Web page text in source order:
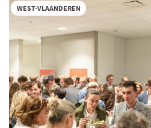
-
najaar
WEST-VLAANDEREN